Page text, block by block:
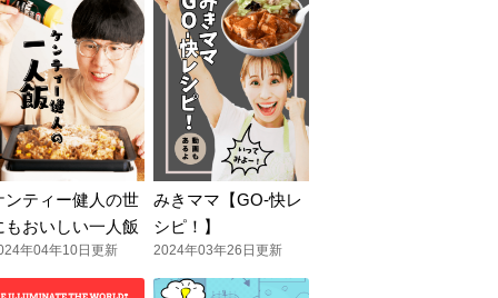
ンティー健人の世
もおいしい一人飯
年04年10日更新
みきママ【GO-快レ
シピ！】
2024年03年26日更新